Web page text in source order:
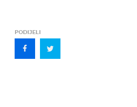
PODIJELI